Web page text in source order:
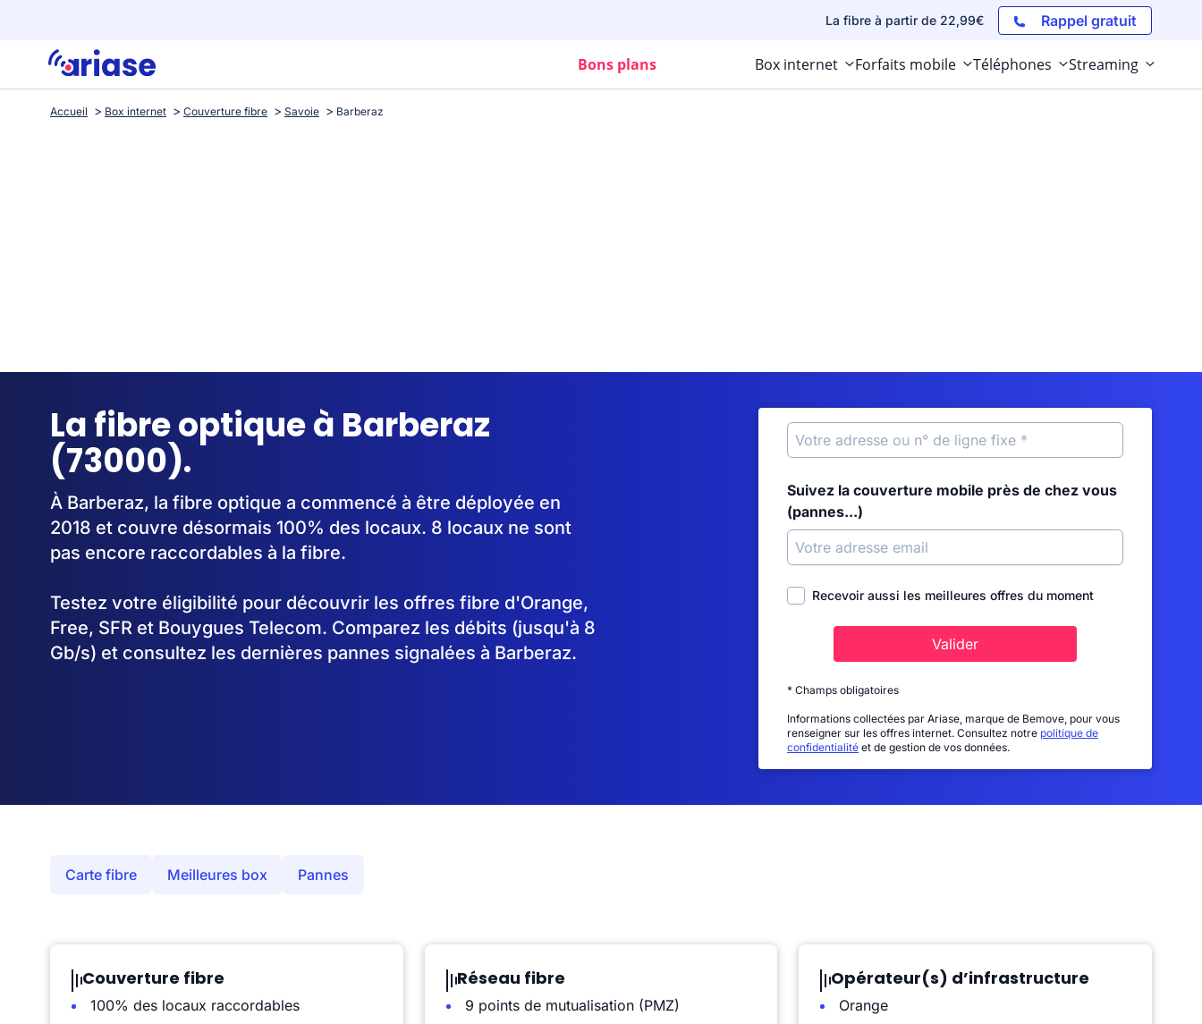
La fibre à partir de 22,99€ Rappel gratuit
Bons plans Box internet Forfaits mobile Téléphones Streaming
Accueil Box internet Couverture fibre Savoie Barberaz
La fibre optique à Barberaz
(73000).
À Barberaz, la fibre optique a commencé à être déployée en
2018 et couvre désormais 100% des locaux. 8 locaux ne sont
pas encore raccordables à la fibre.
Testez votre éligibilité pour découvrir les offres fibre d'Orange,
Free, SFR et Bouygues Telecom. Comparez les débits (jusqu'à 8
Gb/s) et consultez les dernières pannes signalées à Barberaz.
Suivez la couverture mobile près de chez vous
(pannes...)
Recevoir aussi les meilleures offres du moment
Valider
* Champs obligatoires
Informations collectées par Ariase, marque de Bemove, pour vous
renseigner sur les offres internet. Consultez notre politique de
confidentialité et de gestion de vos données.
Carte fibre Meilleures box Pannes
Couverture fibre
100% des locaux raccordables
Réseau fibre
9 points de mutualisation (PMZ)
Opérateur(s) d’infrastructure
Orange